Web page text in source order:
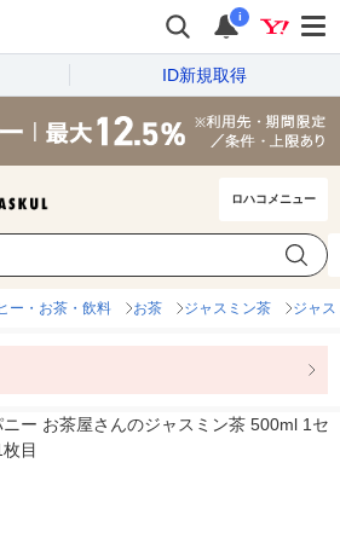
i
ID新規取得
ロハコメニュー
ー・お茶・飲料 お茶 ジャスミン茶 ジャ